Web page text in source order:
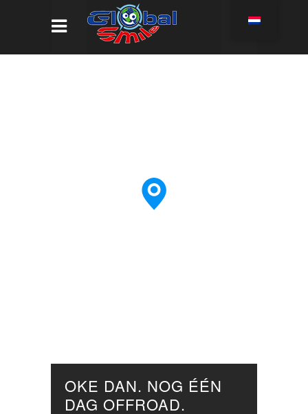
OKE DAN. NOG ÉÉN
DAG OFFROAD.